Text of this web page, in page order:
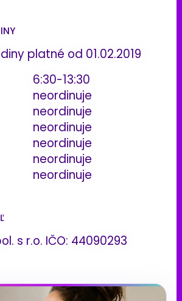
platné od 01.02.2019
6:30-13:30
neordinuje
neordinuje
neordinuje
neordinuje
neordinuje
neordinuje
s r.o. IČO: 44090293